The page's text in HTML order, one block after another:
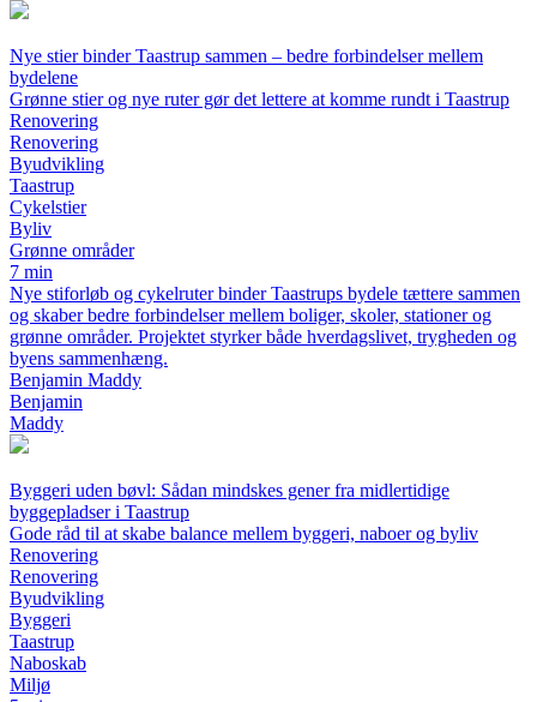
Nye stier binder Taastrup sammen – bedre forbindelser mellem
bydelene
Grønne stier og nye ruter gør det lettere at komme rundt i Taastrup
Renovering
Renovering
Byudvikling
Taastrup
Cykelstier
Byliv
Grønne områder
7 min
Nye stiforløb og cykelruter binder Taastrups bydele tættere sammen
og skaber bedre forbindelser mellem boliger, skoler, stationer og
grønne områder. Projektet styrker både hverdagslivet, trygheden og
byens sammenhæng.
Benjamin Maddy
Benjamin
Maddy
Byggeri uden bøvl: Sådan mindskes gener fra midlertidige
byggepladser i Taastrup
Gode råd til at skabe balance mellem byggeri, naboer og byliv
Renovering
Renovering
Byudvikling
Byggeri
Taastrup
Naboskab
Miljø